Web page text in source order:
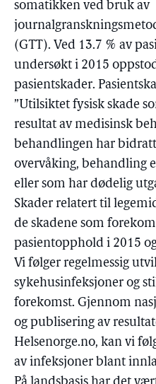
somatikken ved bruk av
(GTT). Ved 13.7 % av
undersøkt i 2015
pasientskader.
”Utilsiktet fysisk skade
resultat av medisinsk
behandlingen har
overvåking, behandling
eller som har dødelig
Skader relatert til
de skadene som
pasientopphold i 2015
Vi følger regelmessig
sykehusinfeksjoner og
forekomst. Gjennom
og publisering av
Helsenorge.no, kan vi
av infeksjoner blant